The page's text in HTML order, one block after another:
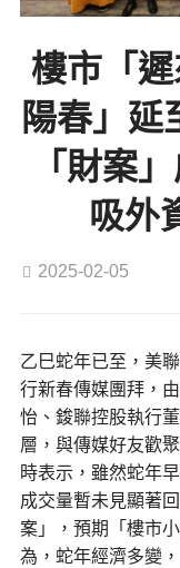
樓市「
陽春」延
「財案
吸外
2025-02-05
乙巳蛇年已至，美
行新春傳媒團拜，
怡、鋑聯控股執行
層，與傳媒好友歡
時表示，雖然蛇年
成交量暫未見顯著
案」，預期「樓市
為，蛇年經濟多變